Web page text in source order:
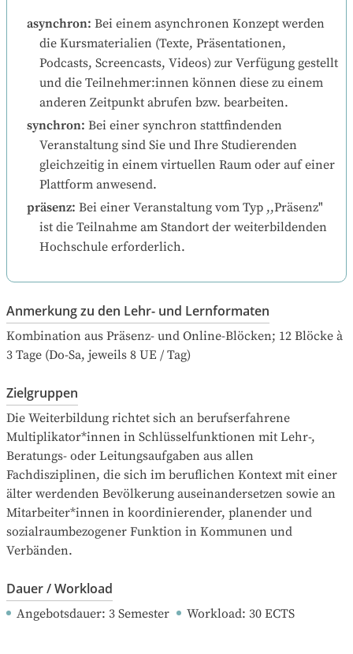
asynchron: Bei einem asynchronen Konzept werden
die Kursmaterialien (Texte, Präsentationen,
Podcasts, Screencasts, Videos) zur Verfügung gestellt
und die Teilnehmer:innen können diese zu einem
anderen Zeitpunkt abrufen bzw. bearbeiten.
synchron: Bei einer synchron stattfindenden
Veranstaltung sind Sie und Ihre Studierenden
gleichzeitig in einem virtuellen Raum oder auf einer
Plattform anwesend.
präsenz: Bei einer Veranstaltung vom Typ ,,Präsenz"
ist die Teilnahme am Standort der weiterbildenden
Hochschule erforderlich.
Anmerkung zu den Lehr- und Lernformaten
Kombination aus Präsenz- und Online-Blöcken; 12 Blöcke à
3 Tage (Do-Sa, jeweils 8 UE / Tag)
Zielgruppen
Die Weiterbildung richtet sich an berufserfahrene
Multiplikator*innen in Schlüsselfunktionen mit Lehr-,
Beratungs- oder Leitungsaufgaben aus allen
Fachdisziplinen, die sich im beruflichen Kontext mit einer
älter werdenden Bevölkerung auseinandersetzen sowie an
Mitarbeiter*innen in koordinierender, planender und
sozialraumbezogener Funktion in Kommunen und
Verbänden.
Dauer / Workload
Angebotsdauer: 3 Semester Workload: 30 ECTS